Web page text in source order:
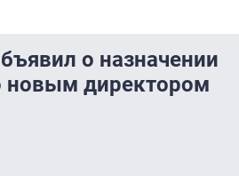
о назначении
новым директором